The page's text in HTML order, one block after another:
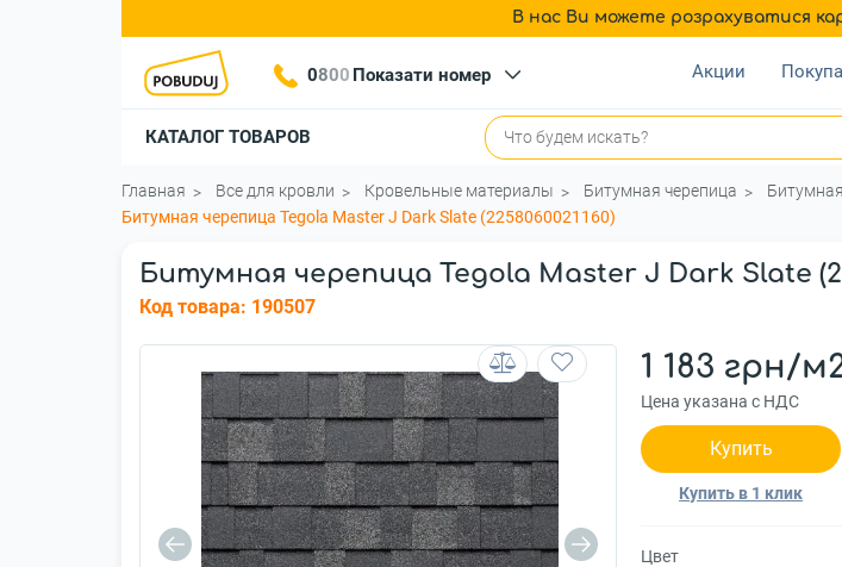
В нас Ви можете розрахуватися
0800 Показати номер Акции
КАТАЛОГ ТОВАРОВ
Главная Все для кровли Кровельные материалы Битумная черепица
Битумная черепица Tegola Master J Dark Slate (2258060021160)
Битумная черепица Tegola Master J Dark Slate
Код товара: 190507
1 183 грн/
Цена указана с НДС
Купить
Купить в 1 клик
Цвет